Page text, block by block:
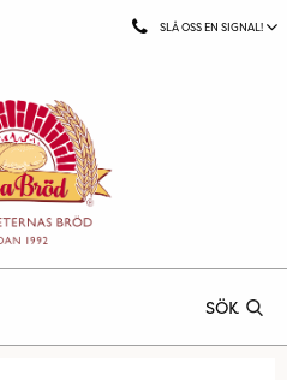
SLÅ OSS EN SIGNAL!
SÖK